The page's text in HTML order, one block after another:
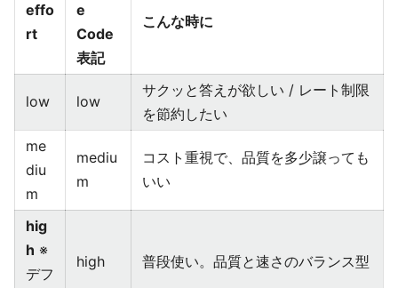
effo
rt
e
Code
表記
こんな時に
low low
サクッと答えが欲しい / レート制限
を節約したい
me
diu
m
mediu
m
コスト重視で、品質を多少譲っても
いい
hig
h ※
デフ
high 普段使い。品質と速さのバランス型